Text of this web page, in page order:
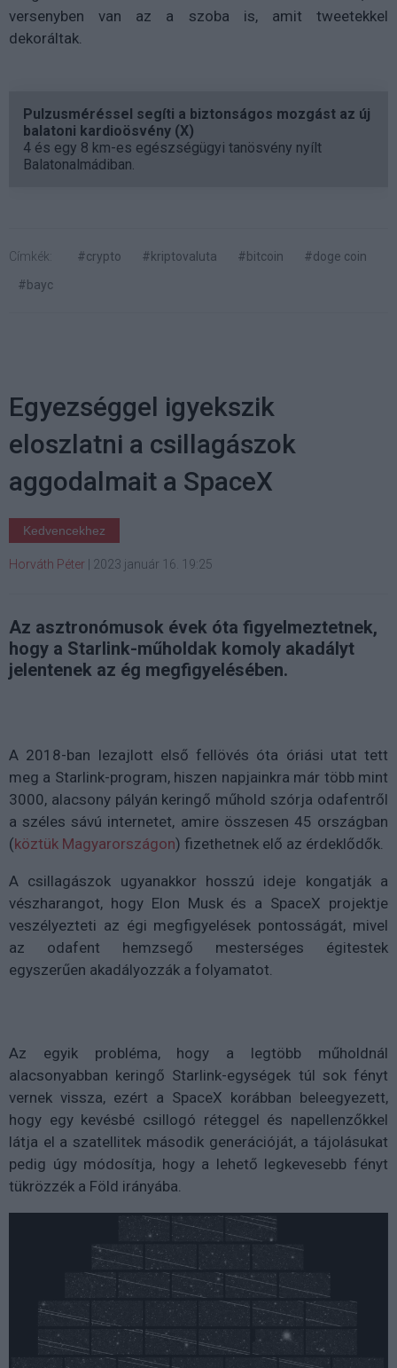
versenyben van az a szoba is, amit tweetekkel
dekoráltak.
Pulzusméréssel segíti a biztonságos mozgást az új
balatoni kardioösvény (X)
4 és egy 8 km-es egészségügyi tanösvény nyílt
Balatonalmádiban.
Címkék: #crypto #kriptovaluta #bitcoin
#doge coin
#bayc
Egyezséggel igyekszik
eloszlatni a csillagászok
aggodalmait a SpaceX
Kedvencekhez
Horváth Péter 2023 január 16. 19:25
Az asztronómusok évek óta figyelmeztetnek,
hogy a Starlink-műholdak komoly akadályt
jelentenek az ég megfigyelésében.
A 2018-ban lezajlott első fellövés óta óriási utat tett
meg a Starlink-program, hiszen napjainkra már több mint
3000, alacsony pályán keringő műhold szórja odafentről
a széles sávú internetet, amire összesen 45 országban
(köztük Magyarországon) fizethetnek elő az érdeklődők.
A csillagászok ugyanakkor hosszú ideje kongatják a
vészharangot, hogy Elon Musk és a SpaceX projektje
veszélyezteti az égi megfigyelések pontosságát, mivel
az odafent hemzsegő mesterséges égitestek
egyszerűen akadályozzák a folyamatot.
Az egyik probléma, hogy a legtöbb műholdnál
alacsonyabban keringő Starlink-egységek túl sok fényt
vernek vissza, ezért a SpaceX korábban beleegyezett,
hogy egy kevésbé csillogó réteggel és napellenzőkkel
látja el a szatellitek második generációját, a tájolásukat
pedig úgy módosítja, hogy a lehető legkevesebb fényt
tükrözzék a Föld irányába.